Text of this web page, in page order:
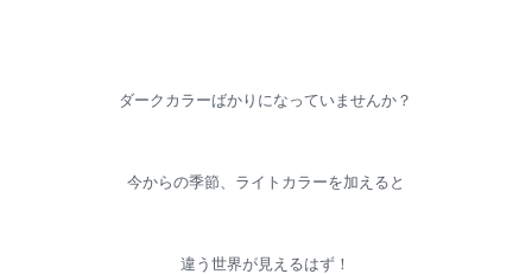
ダークカラーばかりになっていませんか？
今からの季節、ライトカラーを加えると
違う世界が見えるはず！